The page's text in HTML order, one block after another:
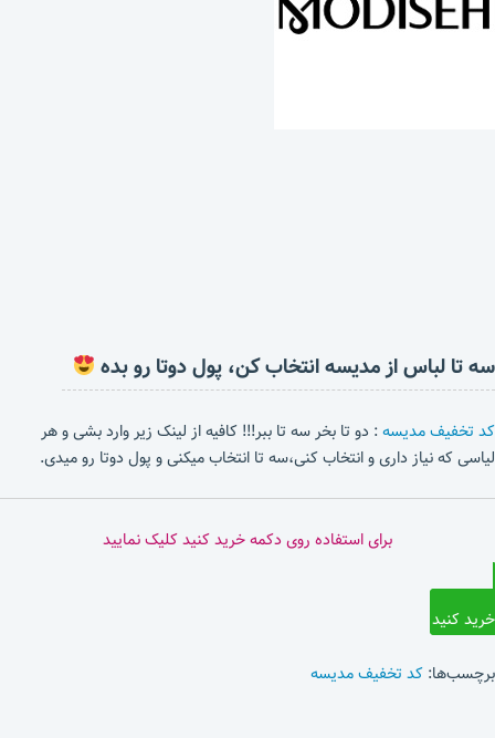
سه تا لباس از مدیسه انتخاب کن، پول دوتا رو بده
کد تخفیف مدیسه: دو تا بخر سه تا ببر!!! کافیه از لینک زیر وارد بشی و هر
لیاسی که نیاز داری و انتخاب کنی،سه تا انتخاب میکنی و پول دوتا رو میدی.
برای استفاده روی دکمه خرید کنید کلیک نمایید
خرید کنید
برچسب‌ها: کد تخفیف مدیسه